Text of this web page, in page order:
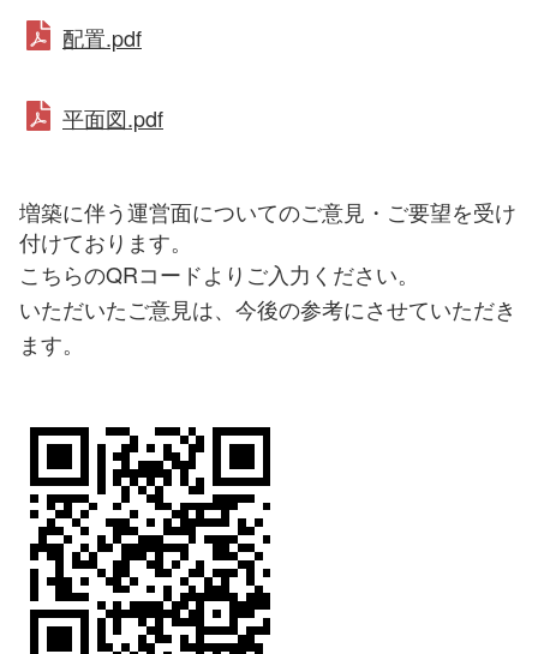
配置.pdf
平面図.pdf
増築に伴う運営面についてのご意見・ご要望を受け
付けております。
こちらのQRコードよりご入力ください。
いただいたご意見は、今後の参考にさせていただき
ます。